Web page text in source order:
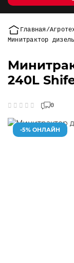
Главная
Минитрактор
240L
0
-5% ОНЛАЙН